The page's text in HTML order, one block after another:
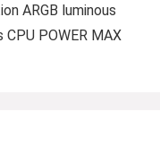
ARGB luminous
POWER MAX